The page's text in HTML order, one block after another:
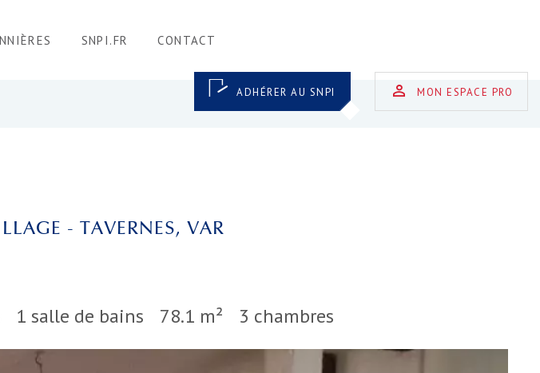
SNPI.FR CONTACT
ADHÉRER AU SNPI MON ESPACE PRO
- TAVERNES, VAR
1 salle de bains 78.1 m² 3 chambres